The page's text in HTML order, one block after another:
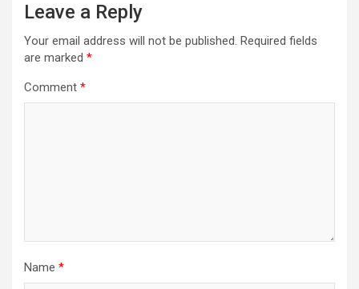
Leave a Reply
Your email address will not be published. Required fields
are marked *
Comment *
Name *